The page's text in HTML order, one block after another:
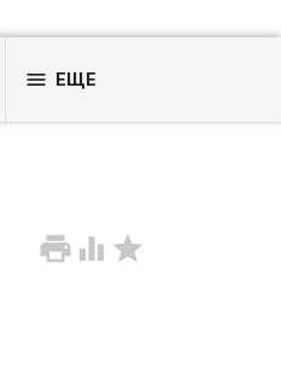
 ЕЩЕ
  